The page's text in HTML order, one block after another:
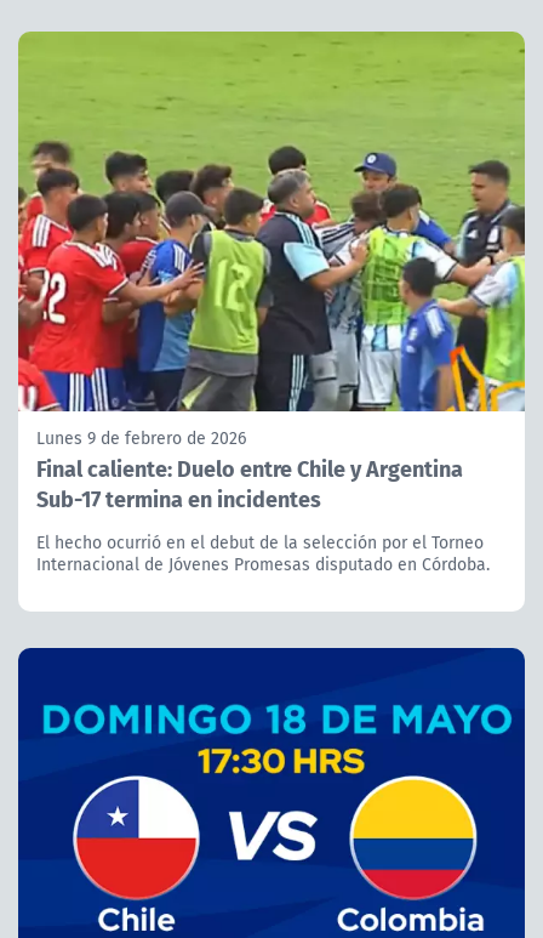
Lunes 9 de febrero de 2026
Final caliente: Duelo entre Chile y Argentina
Sub-17 termina en incidentes
El hecho ocurrió en el debut de la selección por el Torneo
Internacional de Jóvenes Promesas disputado en Córdoba.